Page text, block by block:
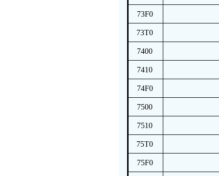
73F0
73T0
7400
7410
74F0
7500
7510
75T0
75F0